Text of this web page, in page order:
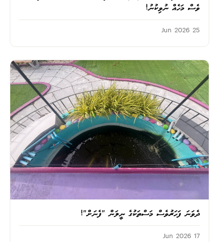
ވެސް މަހެއް ނުވިކުނު!
25 Jun 2026
ދެވަނަ ފަހަރުވެސް މަސްތަކުގެ ނީލަން "ފެނަށް"!
17 Jun 2026